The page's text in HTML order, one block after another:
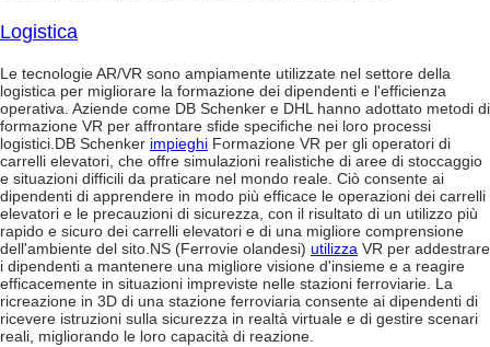
Logistica
Le tecnologie AR/VR sono ampiamente utilizzate nel settore della
logistica per migliorare la formazione dei dipendenti e l'efficienza
operativa. Aziende come DB Schenker e DHL hanno adottato metodi di
formazione VR per affrontare sfide specifiche nei loro processi
logistici.DB Schenker impieghi Formazione VR per gli operatori di
carrelli elevatori, che offre simulazioni realistiche di aree di stoccaggio
e situazioni difficili da praticare nel mondo reale. Ciò consente ai
dipendenti di apprendere in modo più efficace le operazioni dei carrelli
elevatori e le precauzioni di sicurezza, con il risultato di un utilizzo più
rapido e sicuro dei carrelli elevatori e di una migliore comprensione
dell'ambiente del sito.NS (Ferrovie olandesi) utilizza VR per addestrare
i dipendenti a mantenere una migliore visione d'insieme e a reagire
efficacemente in situazioni impreviste nelle stazioni ferroviarie. La
ricreazione in 3D di una stazione ferroviaria consente ai dipendenti di
ricevere istruzioni sulla sicurezza in realtà virtuale e di gestire scenari
reali, migliorando le loro capacità di reazione.